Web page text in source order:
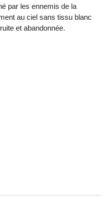
par les ennemis de la
au ciel sans tissu blanc
et abandonnée.